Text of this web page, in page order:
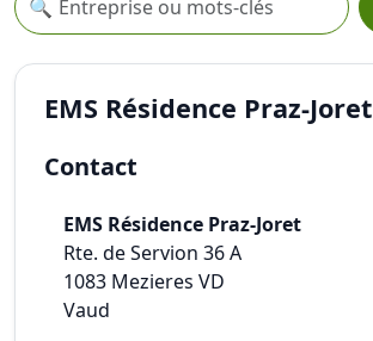
🔍
EMS Résidence Praz-Joret
Contact
EMS Résidence Praz-Joret
Rte. de Servion 36 A
1083 Mezieres VD
Vaud